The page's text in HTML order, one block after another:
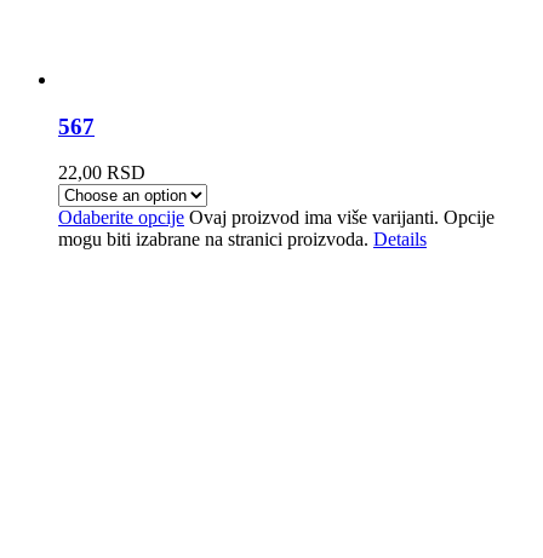
567
22,00 RSD
Odaberite opcije Ovaj proizvod ima više varijanti. Opcije
mogu biti izabrane na stranici proizvoda. Details